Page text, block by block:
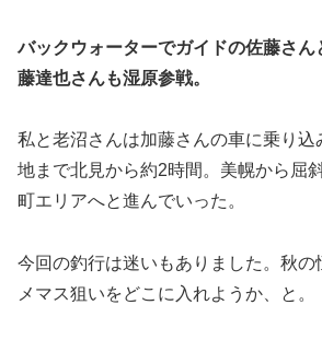
バックウォーターでガイドの佐藤さん
藤達也さんも湿原参戦。
私と老沼さんは加藤さんの車に乗り込
地まで北見から約2時間。美幌から屈
町エリアへと進んでいった。
今回の釣行は迷いもありました。秋の
メマス狙いをどこに入れようか、と。